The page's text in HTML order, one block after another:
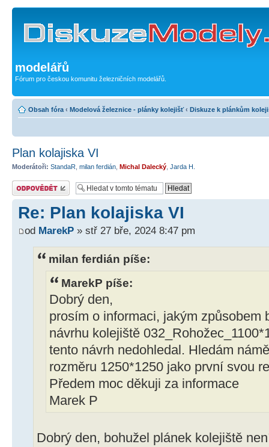
modelářů
Fórum pro českou komunitu železničních modelářů.
Obsah fóra ‹ Modelová železnice - plánky kolejišť ‹ Diskuze k plánkům
Plan kolajiska VI
Moderátoři: StandaR milan ferdián Michal Dalecký Jarda H.
Odeslat odpověď
Re: Plan kolajiska VI
od MarekP » stř 27 bře, 2024 8:47 pm
milan ferdián píše:
MarekP píše:
Dobrý den,
prosím o informaci, jakým způsobem
návrhu kolejiště
tento návrh nedohledal. Hledám
rozměru 1250*1250 jako první svou
Předem moc děkuji za informace
Marek P
Dobrý den, bohužel plánek kolejiště